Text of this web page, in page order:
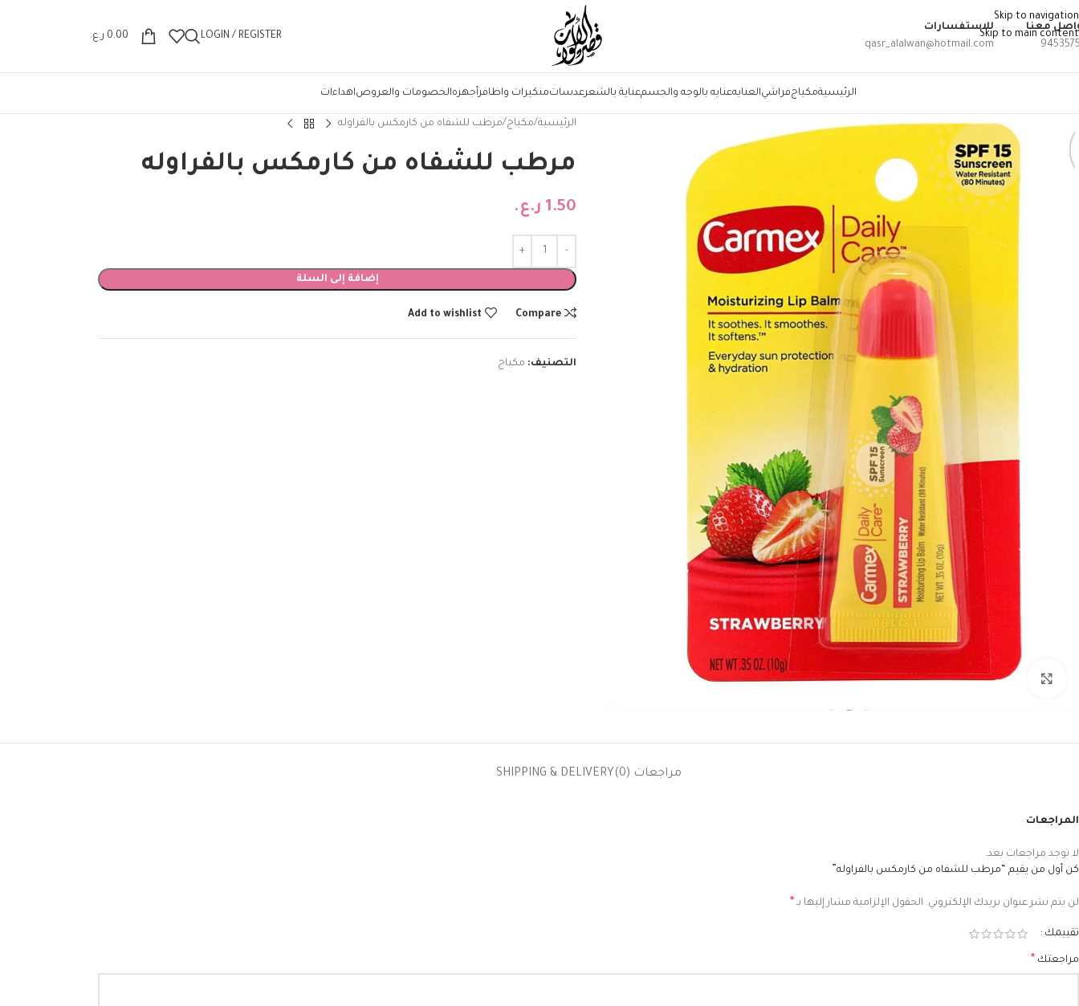
Skip to navigation
Skip to main content
معنا
للاستفسارات
qasr_alalwan@hotmail.com
LOGIN / REGISTER
0.00 ر.ع.
الرئيسيةمكياجفراشيالعنايهعنايه بالوجه والجسمعناية بالشعرعدساتمنكيرات واظافرأجهزهالخصومات والعروضاهداءات
Click to enlarge
الرئيسية مكياج مرطب للشفاه من كارمكس بالفراوله
مرطب للشفاه من كارمكس بالفراوله
1.50 ر.ع.
إضافة إلى السلة
Compare
Add to wishlist
التصنيف: مكياج
مراجعات (0) SHIPPING & DELIVERY
المراجعات
لا توجد مراجعات بعد.
كن أول من يقيم “مرطب للشفاه من كارمكس بالفراوله”
لن يتم نشر عنوان بريدك الإلكتروني. الحقول الإلزامية مشار إليها بـ *
تقييمك
مراجعتك *